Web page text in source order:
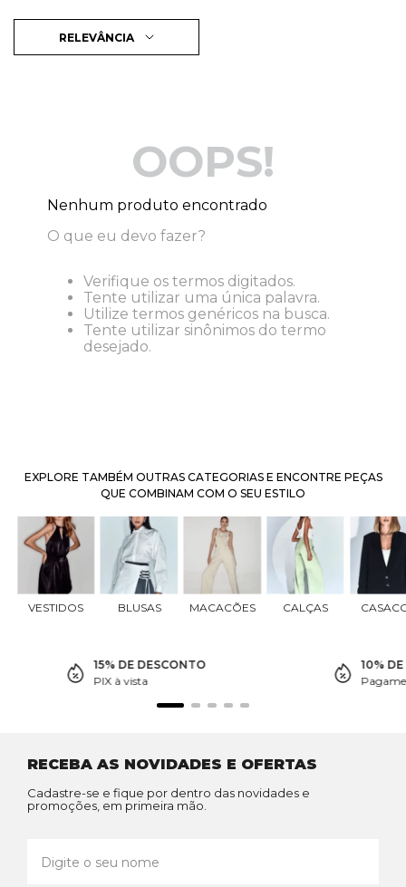
RELEVÂNCIA
OOPS!
Nenhum produto encontrado
O que eu devo fazer?
Verifique os termos digitados.
Tente utilizar uma única palavra.
Utilize termos genéricos na busca.
Tente utilizar sinônimos do termo
desejado.
EXPLORE TAMBÉM OUTRAS CATEGORIAS E ENCONTRE PEÇAS
QUE COMBINAM COM O SEU ESTILO
VESTIDOS BLUSAS MACACÕES CALÇAS
15% DE DESCONTO
PIX à vista
10%
RECEBA AS NOVIDADES E OFERTAS
Cadastre-se e fique por dentro das novidades e
promoções, em primeira mão.